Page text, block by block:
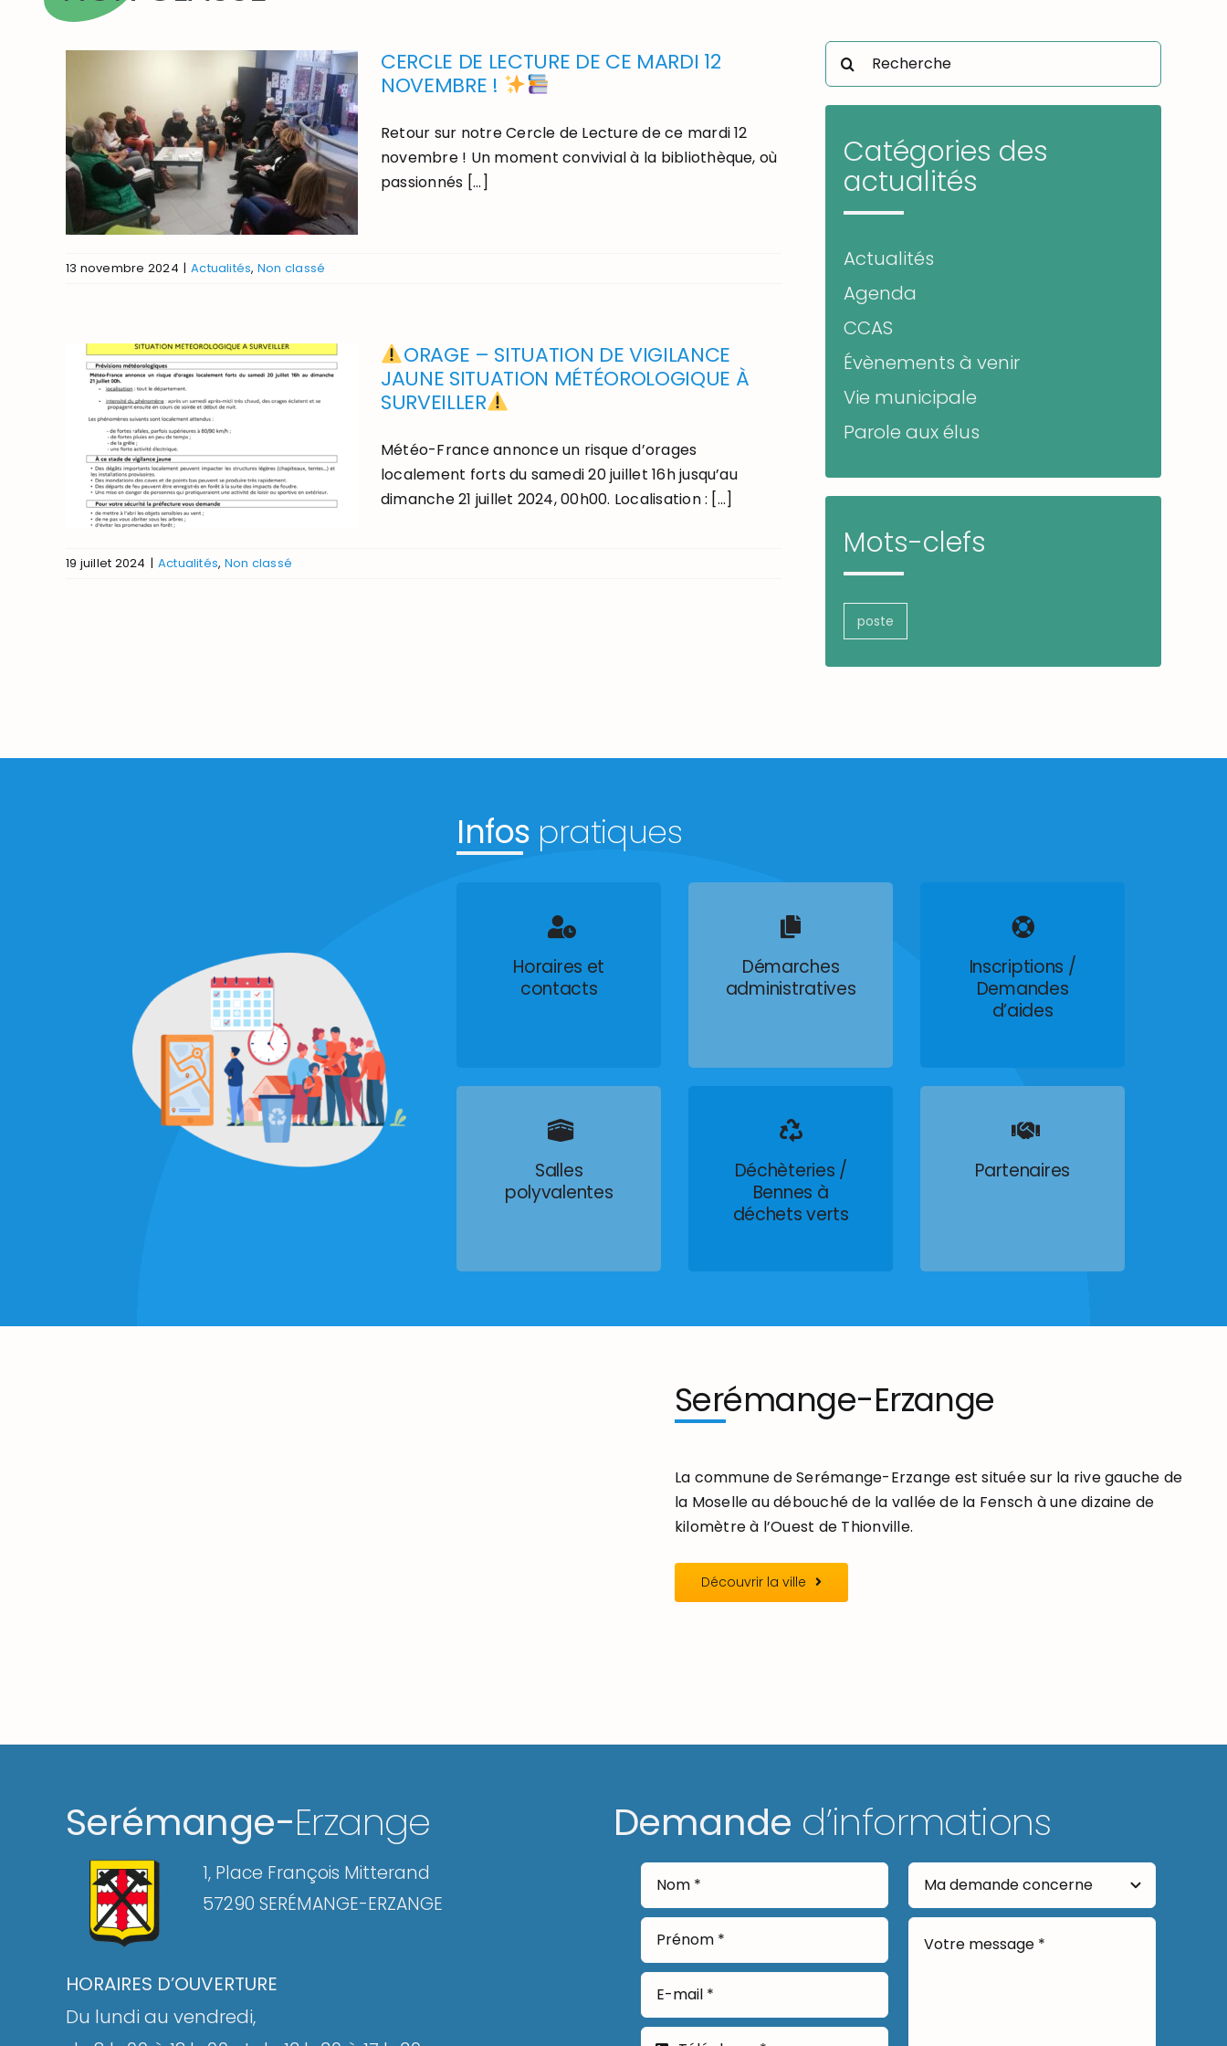
CERCLE DE LECTURE DE CE MARDI 12
NOVEMBRE !
Retour sur notre Cercle de Lecture de ce mardi 12
novembre ! Un moment convivial à la bibliothèque, où
passionnés [...]
13 novembre 2024 | Actualités, Non classé
ORAGE – SITUATION DE VIGILANCE
JAUNE SITUATION MÉTÉOROLOGIQUE À
SURVEILLER
Météo-France annonce un risque d’orages
localement forts du samedi 20 juillet 16h jusqu’au
dimanche 21 juillet 2024, 00h00. Localisation : [...]
19 juillet 2024 | Actualités, Non classé
Rechercher:
Catégories des
actualités
Actualités
Agenda
CCAS
Évènements à venir
Vie municipale
Parole aux élus
Mots-clefs
poste
Infos pratiques
Horaires et
contacts
Démarches
administratives
Inscriptions /
Demandes
d’aides
Salles
polyvalentes
Déchèteries /
Bennes à
déchets verts
Partenaires
Serémange-Erzange
La commune de Serémange-Erzange est située sur la rive gauche de
la Moselle au débouché de la vallée de la Fensch à une dizaine de
kilomètre à l’Ouest de Thionville.
Découvrir la ville
Serémange-Erzange
1, Place François Mitterand
57290 SERÉMANGE-ERZANGE
HORAIRES D’OUVERTURE
Du lundi au vendredi,
Demande d’informations